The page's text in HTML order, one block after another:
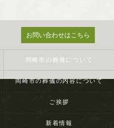
お問い合わせはこちら
岡崎市の葬儀について
岡崎市の葬儀の内容について
ご挨拶
新着情報